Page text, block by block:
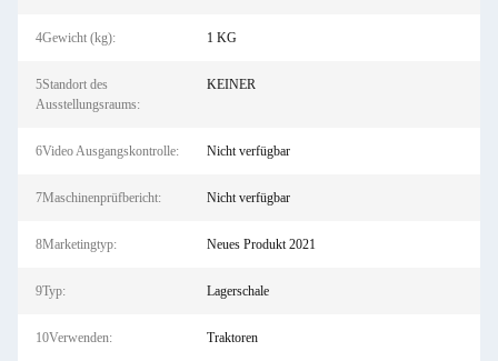
4Gewicht (kg): 1 KG
5Standort des
Ausstellungsraums:
KEINER
6Video Ausgangskontrolle: Nicht verfügbar
7Maschinenprüfbericht: Nicht verfügbar
8Marketingtyp: Neues Produkt 2021
9Typ: Lagerschale
10Verwenden: Traktoren